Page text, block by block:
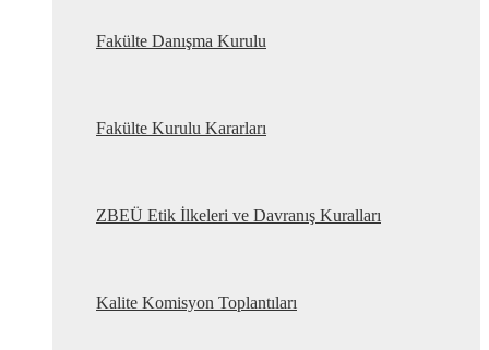
Fakülte Danışma Kurulu
Fakülte Kurulu Kararları
ZBEÜ Etik İlkeleri ve Davranış Kuralları
Kalite Komisyon Toplantıları